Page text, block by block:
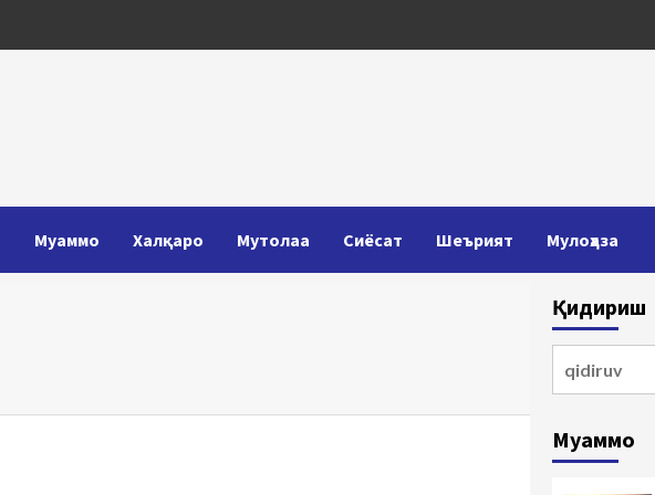
Муаммо Халқаро Мутолаа Сиёсат Шеърият Мулоҳаза
Қидириш
Муаммо